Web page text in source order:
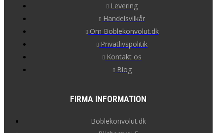
Levering
Handelsvilkår
Om Boblekonvolut.dk
Privatlivspolitik
Kontakt os
Blog
FIRMA INFORMATION
Boblekonvolut.dk